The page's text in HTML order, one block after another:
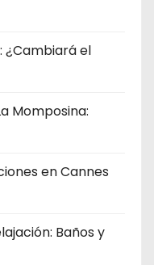
¿Cambiará el
Momposina:
en Cannes
Baños y